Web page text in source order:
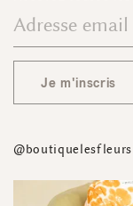
Je m'inscris
@boutiquelesfleurs